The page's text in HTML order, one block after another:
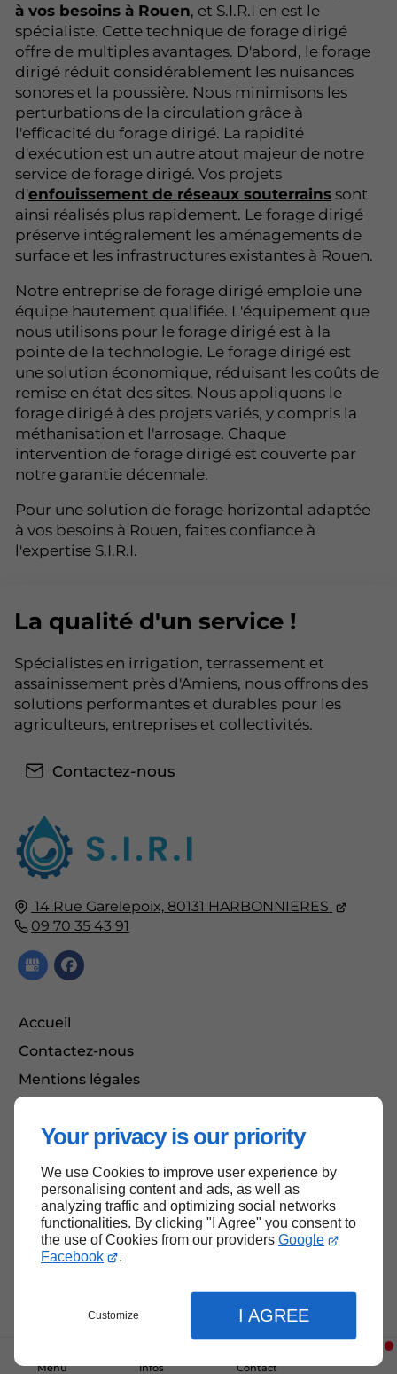
Your privacy is our priority
We use Cookies to improve user experience by
personalising content and ads, as well as
analyzing traffic and optimizing social networks
functionalities. By clicking "I Agree" you consent to
the use of Cookies from our providers Google
Facebook
.
Customize I AGREE
Menu Infos Contact
à vos besoins à Rouen, et S.I.R.I en est le
spécialiste. Cette technique de forage dirigé
offre de multiples avantages. D'abord, le forage
dirigé réduit considérablement les nuisances
sonores et la poussière. Nous minimisons les
perturbations de la circulation grâce à
l'efficacité du forage dirigé. La rapidité
d'exécution est un autre atout majeur de notre
service de forage dirigé. Vos projets
d'enfouissement de réseaux souterrains sont
ainsi réalisés plus rapidement. Le forage dirigé
préserve intégralement les aménagements de
surface et les infrastructures existantes à Rouen.
Notre entreprise de forage dirigé emploie une
équipe hautement qualifiée. L'équipement que
nous utilisons pour le forage dirigé est à la
pointe de la technologie. Le forage dirigé est
une solution économique, réduisant les coûts de
remise en état des sites. Nous appliquons le
forage dirigé à des projets variés, y compris la
méthanisation et l'arrosage. Chaque
intervention de forage dirigé est couverte par
notre garantie décennale.
Pour une solution de forage horizontal adaptée
à vos besoins à Rouen, faites confiance à
l'expertise S.I.R.I.
14 Rue Garelepoix, 80131 HARBONNIERES
09 70 35 43 91
Accueil
Contactez-nous
Mentions légales
La qualité d'un service !
Spécialistes en irrigation, terrassement et
assainissement près d'Amiens, nous offrons des
solutions performantes et durables pour les
agriculteurs, entreprises et collectivités.
Contactez-nous
Haut de page